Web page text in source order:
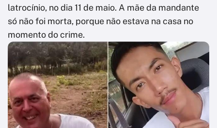
latrocínio, no dia 11 de maio. A mãe da mandante
só não foi morta, porque não estava na casa no
momento do crime.